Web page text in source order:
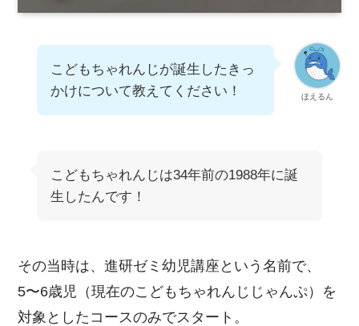
ほえるん
こどもちゃれんじが誕生したきっ
かけについて教えてください！
こどもちゃれんじは34年前の1988年に誕
生したんです！
その当時は、進研ゼミ幼児講座という名前で、
5〜6歳児（現在のこどもちゃれんじじゃんぷ）を
対象としたコースのみでスタート。